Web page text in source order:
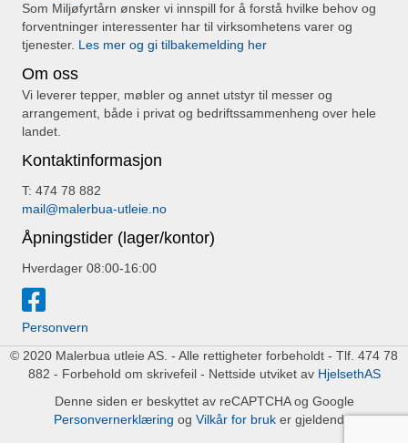
Som Miljøfyrtårn ønsker vi innspill for å forstå hvilke behov og
forventninger interessenter har til virksomhetens varer og
tjenester. Les mer og gi tilbakemelding her
Om oss
Vi leverer tepper, møbler og annet utstyr til messer og
arrangement, både i privat og bedriftssammenheng over hele
landet.
Kontaktinformasjon
T: 474 78 882
mail@malerbua-utleie.no
Åpningstider (lager/kontor)
Hverdager 08:00-16:00
Personvern
© 2020 Malerbua utleie AS. - Alle rettigheter forbeholdt - Tlf. 474 78
882 - Forbehold om skrivefeil - Nettside utviket av HjelsethAS
Denne siden er beskyttet av reCAPTCHA og Google
Personvernerklæring og Vilkår for bruker gjeldende.